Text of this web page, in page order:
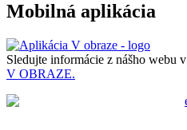
Mobilná aplikácia
Sledujte informácie z nášho webu v
V OBRAZE.